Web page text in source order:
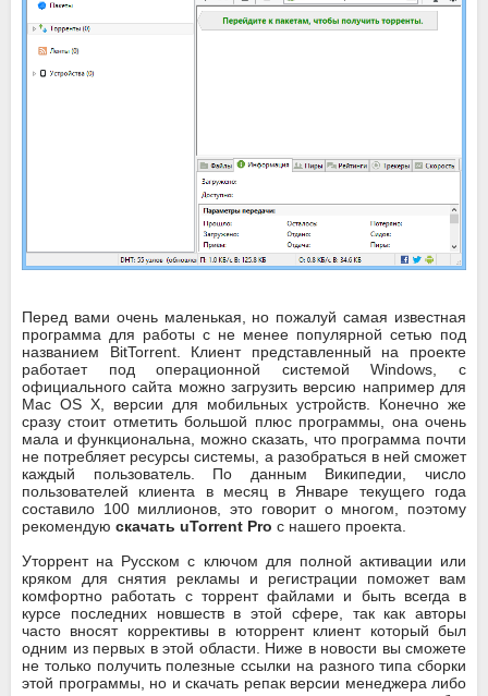
Перед вами очень маленькая, но пожалуй самая известная
программа для работы с не менее популярной сетью под
названием BitTorrent. Клиент представленный на проекте
работает под операционной системой Windows, с
официального сайта можно загрузить версию например для
Mac OS X, версии для мобильных устройств. Конечно же
сразу стоит отметить большой плюс программы, она очень
мала и функциональна, можно сказать, что программа почти
не потребляет ресурсы системы, а разобраться в ней сможет
каждый пользователь. По данным Википедии, число
пользователей клиента в месяц в Январе текущего года
составило 100 миллионов, это говорит о многом, поэтому
рекомендую скачать uTorrent Pro с нашего проекта.
Уторрент на Русском с ключом для полной активации или
кряком для снятия рекламы и регистрации поможет вам
комфортно работать с торрент файлами и быть всегда в
курсе последних новшеств в этой сфере, так как авторы
часто вносят коррективы в юторрент клиент который был
одним из первых в этой области. Ниже в новости вы сможете
не только получить полезные ссылки на разного типа сборки
этой программы, но и скачать репак версии менеджера либо